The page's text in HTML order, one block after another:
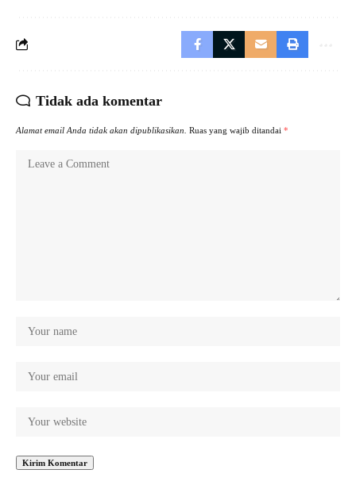
Tidak ada komentar
Alamat email Anda tidak akan dipublikasikan. Ruas yang wajib ditandai *